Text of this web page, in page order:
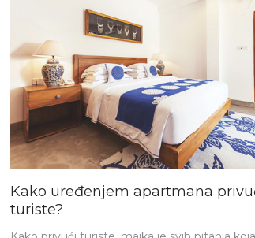
Kako uređenjem apartmana
turiste?